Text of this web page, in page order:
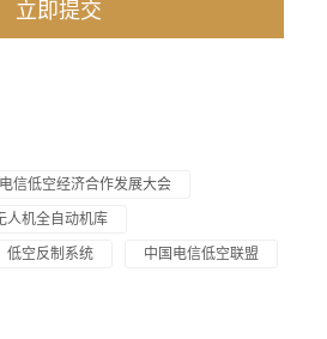
信低空经济合作发展大会
人机全自动机库
低空反制系统
中国电信低空联盟